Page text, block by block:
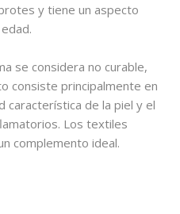
y tiene un aspecto
se considera no curable,
consiste principalmente en
característica de la piel y el
Los textiles
complemento ideal.